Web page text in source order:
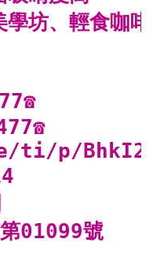
70~80 坪
2樓